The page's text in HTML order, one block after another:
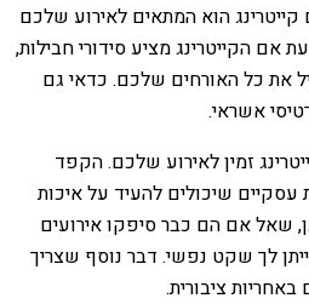
הוא המתאים לאירוע שלכם
הקייטרינג מציע סידורי חבילות,
את כל האורחים שלכם. כדאי גם
אשראי.
זמין לאירוע שלכם. הקפד
שיכולים להעיד על איכות
שאל אם הם כבר סיפקו אירועים
לך שקט נפשי. דבר נוסף שצריך
ציבורית.